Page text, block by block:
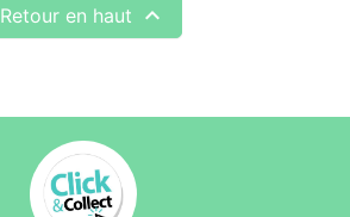
Retour en haut 